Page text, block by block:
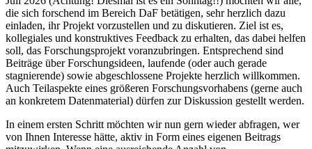
die sich forschend im Bereich DaF betätigen, sehr herzlich dazu
einladen, ihr Projekt vorzustellen und zu diskutieren. Ziel ist es,
kollegiales und konstruktives Feedback zu erhalten, das dabei helfen
soll, das Forschungsprojekt voranzubringen. Entsprechend sind
Beiträge über Forschungsideen, laufende (oder auch gerade
stagnierende) sowie abgeschlossene Projekte herzlich willkommen.
Auch Teilaspekte eines größeren Forschungsvorhabens (gerne auch
an konkretem Datenmaterial) dürfen zur Diskussion gestellt werden.
In einem ersten Schritt möchten wir nun gern wieder abfragen, wer
von Ihnen Interesse hätte, aktiv in Form eines eigenen Beitrags